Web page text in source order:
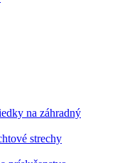
na záhradný
strechy